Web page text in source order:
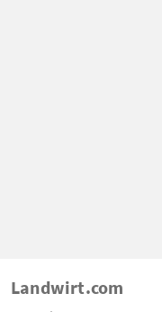
Landwirt.com